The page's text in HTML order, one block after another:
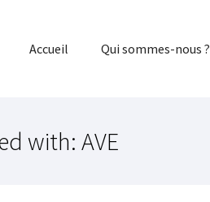
Accueil Qui sommes-nous ?
with: AVE